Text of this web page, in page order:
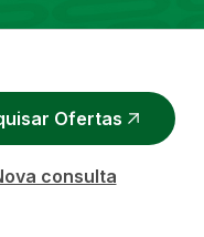
Ofertas
consulta